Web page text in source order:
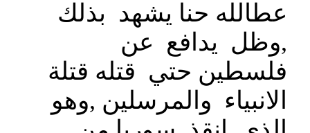
عطالله حنا يشهد بذلك
,وظل يدافع عن
فلسطين حتي قتله قتلة
الانبياء والمرسلين ,وهو